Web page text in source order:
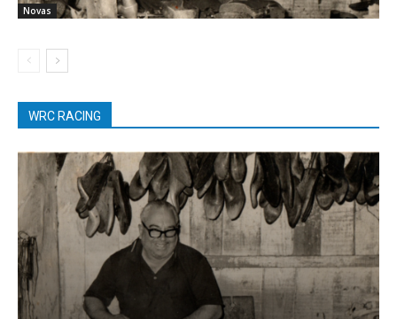
Novas
WRC RACING